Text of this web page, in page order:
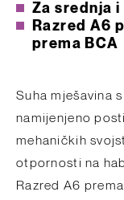
Za srednja
Razred A6
prema BCA
Suha mješavina
namijenjeno
mehaničkih
otpornosti na
Razred A6